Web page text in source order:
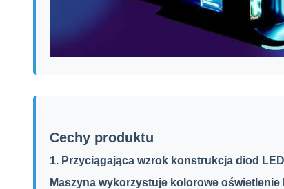
Cechy produktu
1. Przyciągająca wzrok konstrukcja diod
Maszyna wykorzystuje kolorowe